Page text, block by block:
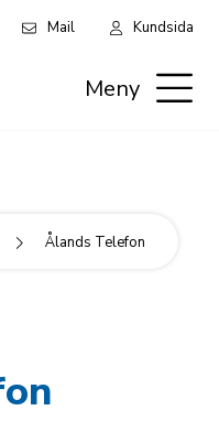
Mail Kundsida
Meny
Ålands Telefon